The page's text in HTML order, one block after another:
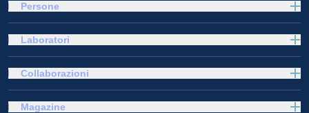
Persone
Laboratori
Collaborazioni
Magazine